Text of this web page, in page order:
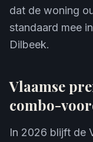
dat de woning
standaard mee
Dilbeek.
Vlaamse
combo-
In 2026 blijft de